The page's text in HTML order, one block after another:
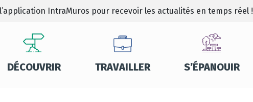
IntraMuros pour recevoir les actualités en temps réel !
DÉCOUVRIR TRAVAILLER S’ÉPANOUIR